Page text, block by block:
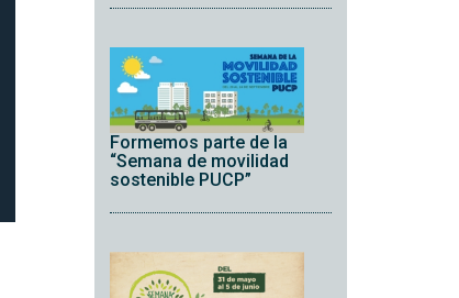
Formemos parte de la
“Semana de movilidad
sostenible PUCP”